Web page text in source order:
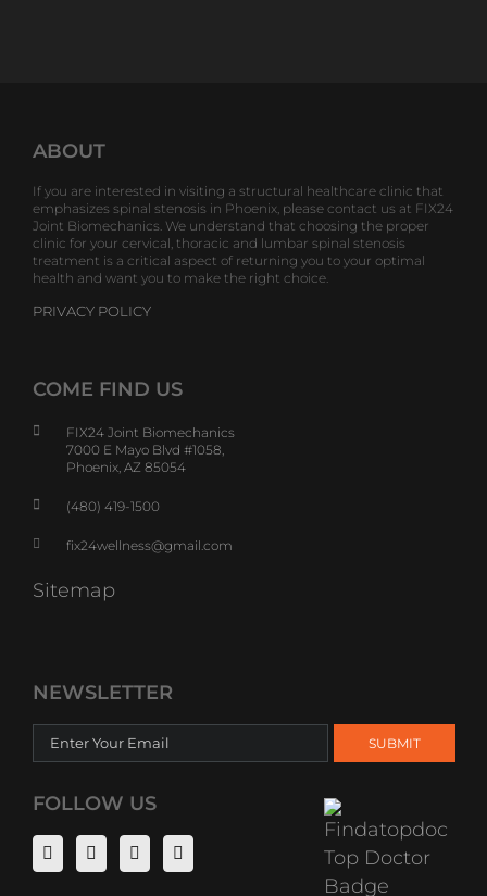
ABOUT
If you are interested in visiting a structural healthcare clinic that
emphasizes spinal stenosis in Phoenix, please contact us at FIX24
Joint Biomechanics. We understand that choosing the proper
clinic for your cervical, thoracic and lumbar spinal stenosis
treatment is a critical aspect of returning you to your optimal
health and want you to make the right choice.
PRIVACY POLICY
COME FIND US
FIX24 Joint Biomechanics
7000 E Mayo Blvd #1058,
Phoenix, AZ 85054
(480) 419-1500
fix24wellness@gmail.com
Sitemap
NEWSLETTER
FOLLOW US